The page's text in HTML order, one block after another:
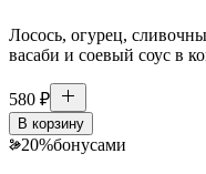
Лосось, огурец,
васаби и соевый соус в
580 ₽
В корзину
20%бонусами